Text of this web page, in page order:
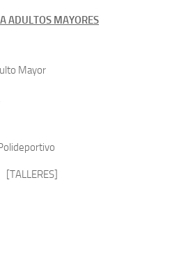
ADULTOS MAYORES
Mayor
[TALLERES]